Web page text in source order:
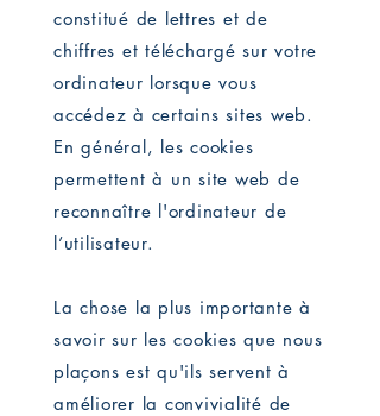
constitué de lettres et de
chiffres et téléchargé sur votre
ordinateur lorsque vous
accédez à certains sites web.
En général, les cookies
permettent à un site web de
reconnaître l'ordinateur de
l’utilisateur.
La chose la plus importante à
savoir sur les cookies que nous
plaçons est qu'ils servent à
améliorer la convivialité de